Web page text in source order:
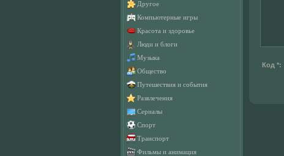
Другое
Компьютерные игры
Красота и здоровье
Люди и блоги
Музыка
Общество
Путешествия и события
Развлечения
Сериалы
Спорт
Транспорт
Фильмы и анимация
Код *: